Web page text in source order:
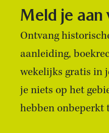
Meld je
Ontvang
aanleiding,
wekelijks gratis in
je niets op het
hebben onbeperkt